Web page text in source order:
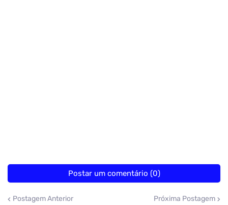
Postar um comentário (0)
Postagem Anterior Próxima Postagem